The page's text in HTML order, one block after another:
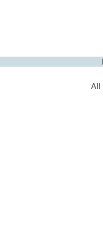
All